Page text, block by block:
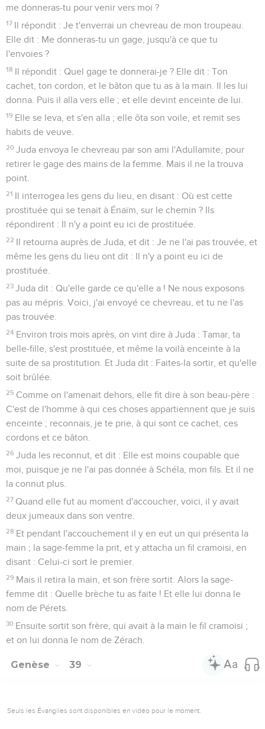
me donneras-tu pour venir vers moi ?
17 Il répondit : Je t'enverrai un chevreau de mon troupeau.
Elle dit : Me donneras-tu un gage, jusqu'à ce que tu
l'envoies ?
18 Il répondit : Quel gage te donnerai-je ? Elle dit : Ton
cachet, ton cordon, et le bâton que tu as à la main. Il les lui
donna. Puis il alla vers elle ; et elle devint enceinte de lui.
19 Elle se leva, et s'en alla ; elle ôta son voile, et remit ses
habits de veuve.
20 Juda envoya le chevreau par son ami l'Adullamite, pour
retirer le gage des mains de la femme. Mais il ne la trouva
point.
21 Il interrogea les gens du lieu, en disant : Où est cette
prostituée qui se tenait à Énaïm, sur le chemin ? Ils
répondirent : Il n'y a point eu ici de prostituée.
22 Il retourna auprès de Juda, et dit : Je ne l'ai pas trouvée, et
même les gens du lieu ont dit : Il n'y a point eu ici de
prostituée.
23 Juda dit : Qu'elle garde ce qu'elle a ! Ne nous exposons
pas au mépris. Voici, j'ai envoyé ce chevreau, et tu ne l'as
pas trouvée.
24 Environ trois mois après, on vint dire à Juda : Tamar, ta
belle-fille, s'est prostituée, et même la voilà enceinte à la
suite de sa prostitution. Et Juda dit : Faites-la sortir, et qu'elle
soit brûlée.
25 Comme on l'amenait dehors, elle fit dire à son beau-père :
C'est de l'homme à qui ces choses appartiennent que je suis
enceinte ; reconnais, je te prie, à qui sont ce cachet, ces
cordons et ce bâton.
26 Juda les reconnut, et dit : Elle est moins coupable que
moi, puisque je ne l'ai pas donnée à Schéla, mon fils. Et il ne
la connut plus.
27 Quand elle fut au moment d'accoucher, voici, il y avait
deux jumeaux dans son ventre.
28 Et pendant l'accouchement il y en eut un qui présenta la
main ; la sage-femme la prit, et y attacha un fil cramoisi, en
disant : Celui-ci sort le premier.
29 Mais il retira la main, et son frère sortit. Alors la sage-
femme dit : Quelle brèche tu as faite ! Et elle lui donna le
nom de Pérets.
30 Ensuite sortit son frère, qui avait à la main le fil cramoisi ;
et on lui donna le nom de Zérach.
Genèse 39
Seuls les Évangiles sont disponibles en vidéo pour le moment.